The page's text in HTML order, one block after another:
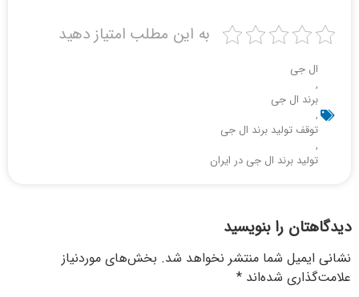
به این مطلب امتیاز دهید
ال جی
برند ال جی
,
توقف تولید برند ال جی
تولید برند ال جی در ایران
را بنویسید
ایمیل شما منتشر نخواهد شد. بخش‌های موردنیاز
شده‌اند*